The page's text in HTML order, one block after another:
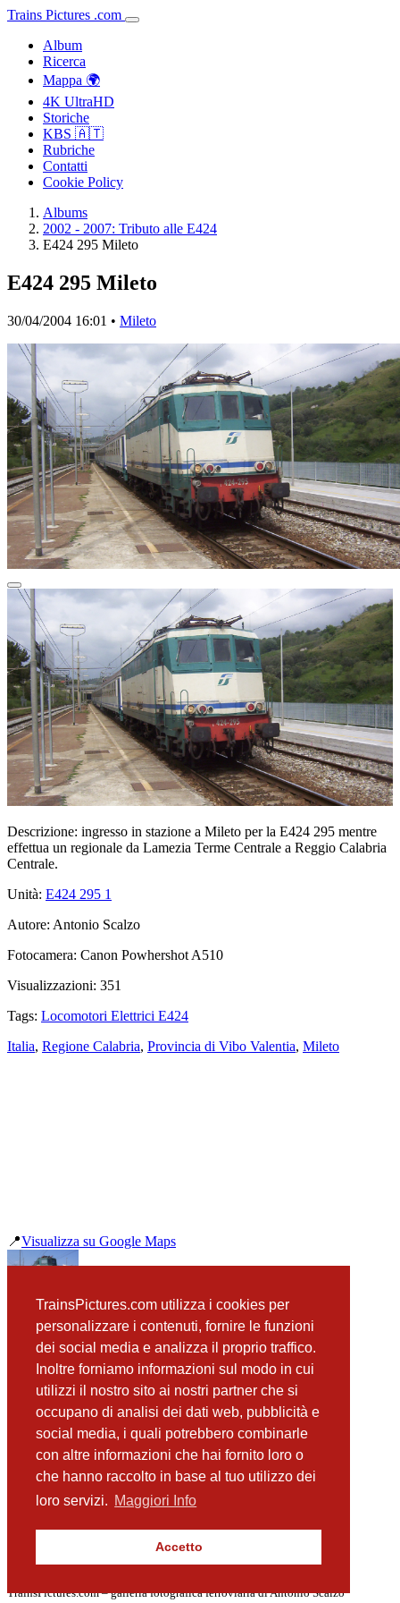
TrainsPictures.com utilizza i cookies per
personalizzare i contenuti, fornire le funzioni
dei social media e analizza il proprio traffico.
Inoltre forniamo informazioni sul modo in cui
utilizzi il nostro sito ai nostri partner che si
occupano di analisi dei dati web, pubblicità e
social media, i quali potrebbero combinarle
con altre informazioni che hai fornito loro o
che hanno raccolto in base al tuo utilizzo dei
loro servizi. Maggiori Info
Accetto
Trains Pictures .com
Album
Ricerca
Mappa 🌍
4K UltraHD
Storiche
KBS 🇦🇹
Rubriche
Contatti
Cookie Policy
Albums
2002 - 2007: Tributo alle E424
E424 295 Mileto
E424 295 Mileto
30/04/2004 16:01 • Mileto
Descrizione: ingresso in stazione a Mileto per la E424 295 mentre
effettua un regionale da Lamezia Terme Centrale a Reggio Calabria
Centrale.
Unità: E424 295 1
Autore: Antonio Scalzo
Fotocamera: Canon Powhershot A510
Visualizzazioni: 351
Tags: Locomotori Elettrici E424
Italia, Regione Calabria, Provincia di Vibo Valentia, Mileto
📍Visualizza su Google Maps
precedente
E424 232 Acireale
successiva
E424 310 Villafranca Tirrena
📸 Fotografie scattate nei dintorniVedi tutte ➔
ETR 675 treno 04 Mileto
(1.85 km)
ETR 600 treno 2 Mileto
Carrozza Pilota Z1 Mileto
TrainsPictures.com – galleria fotografica ferroviaria di Antonio Scalzo